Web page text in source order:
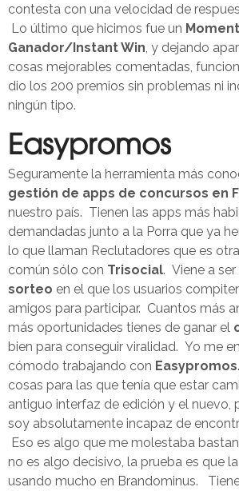
contesta con una velocidad de
Lo último que hicimos fue un
Ganador/Instant Win , y dejando
cosas mejorables comentadas,
dio los 200 premios sin problemas ni
ningún tipo.
Easypromos
Seguramente la herramienta más
gestión de apps de concursos en
nuestro país. Tienen las apps más
demandadas junto a la Porra que ya
lo que llaman Reclutadores que es
común sólo con Trisocial. Viene a ser
sorteo en el que los usuarios
amigos para participar. Cuantos más
más oportunidades tienes de ganar el
bien para conseguir viralidad. Yo me
cómodo trabajando con Easypromos
cosas para las que tenía que estar
antiguo interfaz de edición y el nuevo,
soy absolutamente incapaz de
Eso es algo que me molestaba
no es algo decisivo, la prueba es que
usando mucho en Brandominus.